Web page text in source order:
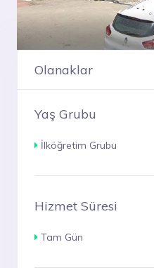
Olanaklar
Yaş Grubu
İlköğretim Grubu
Hizmet Süresi
Tam Gün